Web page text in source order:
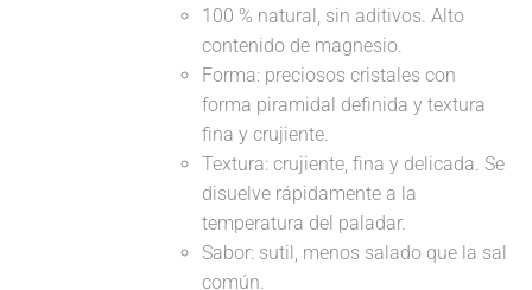
100 % natural, sin aditivos. Alto
contenido de magnesio.
Forma: preciosos cristales con
forma piramidal definida y textura
fina y crujiente.
Textura: crujiente, fina y delicada. Se
disuelve rápidamente a la
temperatura del paladar.
Sabor: sutil, menos salado que la sal
común.